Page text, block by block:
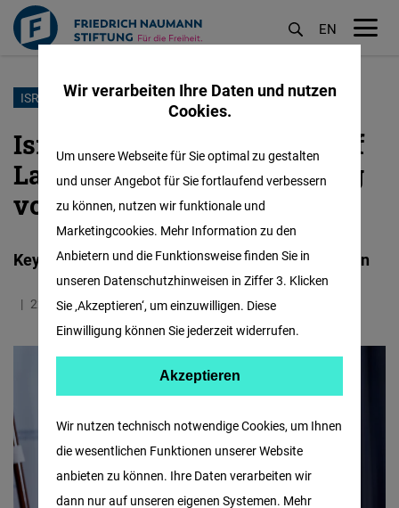
Direkt
Inhalt
EN
ISRAEL
Israelischer Oppositionschef
Lapid warnt vor Ausweitung
von Israel-Hamas-Krieg
Keynote bei Friedrich-Naumann-Stiftung in Berlin
22.12.2023 9.0 Minuten
Wir verarbeiten Ihre Daten und nutzen
Cookies.
Wir nutzen technisch notwendige Cookies, um Ihnen
die wesentlichen Funktionen unserer Website
anbieten zu können. Ihre Daten verarbeiten wir
dann nur auf unseren eigenen Systemen. Mehr
Um unsere Webseite für Sie optimal zu gestalten
und unser Angebot für Sie fortlaufend verbessern
zu können, nutzen wir funktionale und
Marketingcookies. Mehr Information zu den
Anbietern und die Funktionsweise finden Sie in
unseren Datenschutzhinweisen in Ziffer 3. Klicken
Sie ‚Akzeptieren‘, um einzuwilligen. Diese
Einwilligung können Sie jederzeit widerrufen.
Facebook
Embed
Akzeptieren